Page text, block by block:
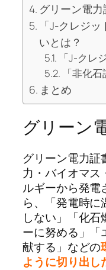
グリーン電
「J-クレジ
いとは？
「J-クレ
「非化
まとめ
グリーン
グリーン電力証
力・バイオマス
ルギーから発電
ら、「発電時に
しない」「化
ーに努める」「
献する」などの
ように切り出し